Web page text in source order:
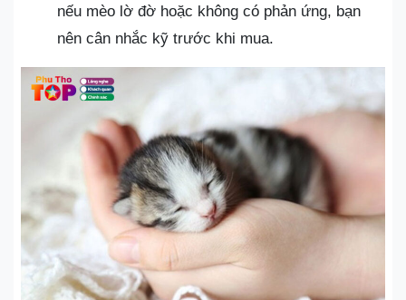
nếu mèo lờ đờ hoặc không có phản ứng, bạn
nên cân nhắc kỹ trước khi mua.